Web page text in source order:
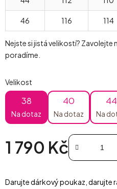
46 116 114
Nejste si jistá velikostí? Zavolejte
poradíme.
Velikost
38
Na dotaz
40
Na dotaz
44
Na
1 790 Kč
Darujte dárkový poukaz, darujte